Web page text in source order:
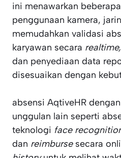
ini menawarkan
penggunaan kamera,
memudahkan validasi
karyawan secara realtime,
dan penyediaan data
disesuaikan dengan
absensi AqtiveHR
unggulan lain seperti
teknologi face
dan reimburse secara